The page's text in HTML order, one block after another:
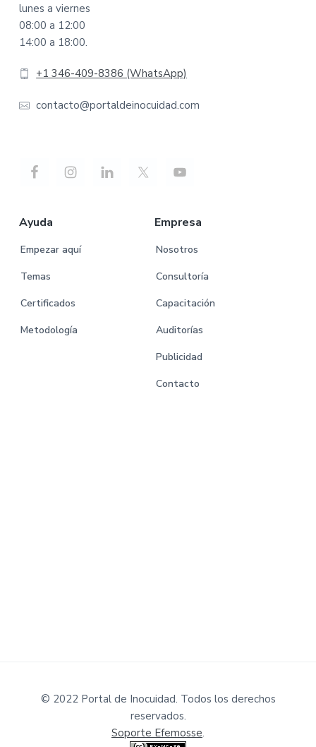
lunes a viernes
08:00 a 12:00
14:00 a 18:00.
+1 346-409-8386 (WhatsApp)
contacto@portaldeinocuidad.com
Ayuda
Empezar aquí
Temas
Certificados
Metodología
Empresa
Nosotros
Consultoría
Capacitación
Auditorías
Publicidad
Contacto
© 2022 Portal de Inocuidad. Todos los derechos
reservados.
Soporte Efemosse.